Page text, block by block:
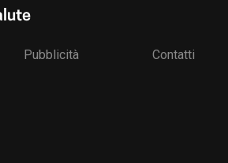
Pubblicità Contatti